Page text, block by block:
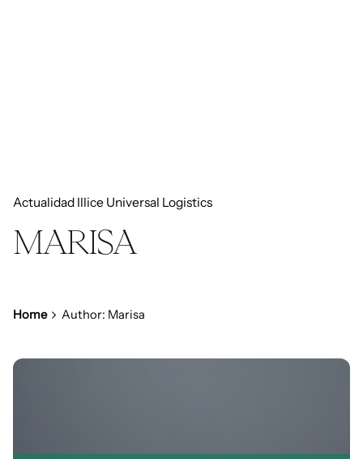
Actualidad Illice Universal Logistics
MARISA
Home Author: Marisa